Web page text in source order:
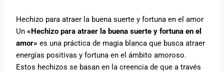
Hechizo para atraer la buena suerte y fortuna en el amor
Un «Hechizo para atraer la buena suerte y fortuna en el
amor» es una práctica de magia blanca que busca atraer
energías positivas y fortuna en el ámbito amoroso.
Estos hechizos se basan en la creencia de que a través